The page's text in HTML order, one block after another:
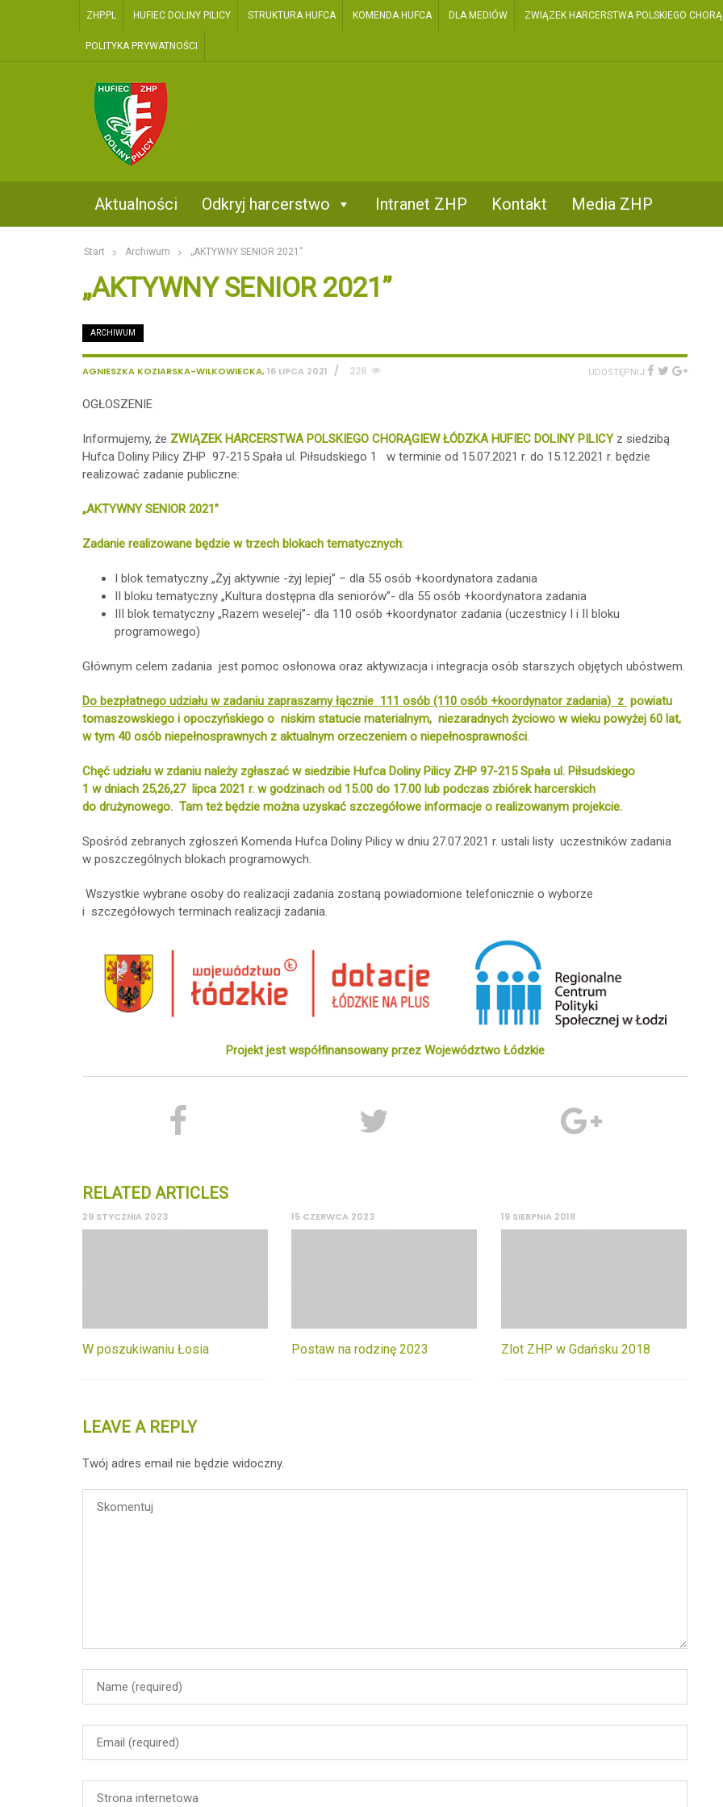
ZHP.PL HUFIEC DOLINY PILICY STRUKTURA HUFCA KOMENDA HUFCA DLA MEDIÓW ZWIĄZEK HARCERSTWA POLSKIEGO
POLITYKA PRYWATNOŚCI
Aktualności Odkryj harcerstwo Intranet ZHP Kontakt Media ZHP
Start Archiwum „AKTYWNY SENIOR 2021”
„AKTYWNY SENIOR 2021”
ARCHIWUM
UDOSTĘPNIJ
AGNIESZKA KOZIARSKA-WILKOWIECKA,16 LIPCA 2021 / 228
OGŁOSZENIE
Informujemy, że ZWIĄZEK HARCERSTWA POLSKIEGO CHORĄGIEW ŁÓDZKA HUFIEC DOLINY PILICYz siedzibą
Hufca Doliny Pilicy ZHP 97-215 Spała ul. Piłsudskiego 1 w terminie od 15.07.2021 r. do 15.12.2021 r. będzie
realizować zadanie publiczne:
„AKTYWNY SENIOR 2021”
Zadanie realizowane będzie w trzech blokach tematycznych:
I blok tematyczny „Żyj aktywnie -żyj lepiej” – dla 55 osób +koordynatora zadania
II bloku tematyczny „Kultura dostępna dla seniorów”- dla 55 osób +koordynatora zadania
III blok tematyczny „Razem weselej”- dla 110 osób +koordynator zadania (uczestnicy I i II bloku
programowego)
Głównym celem zadania jest pomoc osłonowa oraz aktywizacja i integracja osób starszych objętych ubóstwem.
Do bezpłatnego udziału w zadaniu zapraszamy łącznie 111 osób (110 osób +koordynator zadania) z powiatu
tomaszowskiego i opoczyńskiego o niskim statucie materialnym, niezaradnych życiowo w wieku powyżej 60 lat,
w tym 40 osób niepełnosprawnych z aktualnym orzeczeniem o niepełnosprawności.
Chęć udziału w zdaniu należy zgłaszać w siedzibie Hufca Doliny Pilicy ZHP 97-215 Spała ul. Piłsudskiego
1 w dniach 25,26,27 lipca 2021 r. w godzinach od 15.00 do 17.00 lub podczas zbiórek harcerskich
do drużynowego. Tam też będzie można uzyskać szczegółowe informacje o realizowanym projekcie.
Spośród zebranych zgłoszeń Komenda Hufca Doliny Pilicy w dniu 27.07.2021 r. ustali listy uczestników zadania
w poszczególnych blokach programowych.
Wszystkie wybrane osoby do realizacji zadania zostaną powiadomione telefonicznie o wyborze
i szczegółowych terminach realizacji zadania.
Projekt jest współfinansowany przez Województwo Łódzkie
RELATED ARTICLES
29 STYCZNIA 2023
W poszukiwaniu Łosia
15 CZERWCA 2023
Postaw na rodzinę 2023
19 SIERPNIA 2018
Zlot ZHP w Gdańsku 2018
LEAVE A REPLY
Twój adres email nie będzie widoczny.